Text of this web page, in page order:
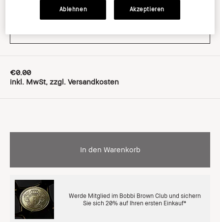
€0.00
inkl. MwSt, zzgl. Versandkosten
In den Warenkorb
Werde Mitglied im Bobbi Brown Club und sichern
Sie sich 20% auf Ihren ersten Einkauf*
Ablehnen Akzeptieren